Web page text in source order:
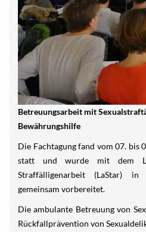
Betreuungsarbeit mit
Bewährungshilfe
Die Fachtagung fand vom 07. bis
statt und wurde mit dem
Straffälligenarbeit (LaStar) in
gemeinsam vorbereitet.
Die ambulante Betreuung von
Rückfallprävention von